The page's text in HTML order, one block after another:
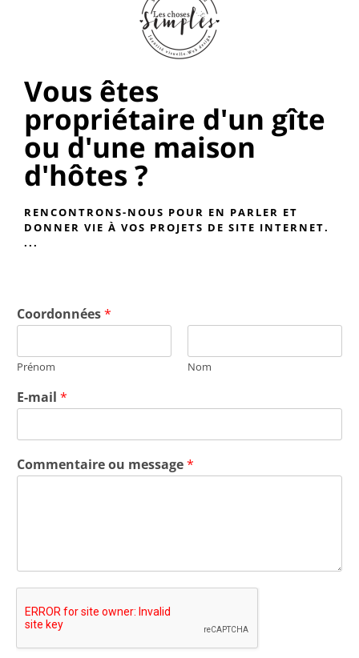
Vous êtes
propriétaire d'un gîte
ou d'une maison
d'hôtes ?
RENCONTRONS-NOUS POUR EN PARLER ET
DONNER VIE À VOS PROJETS DE SITE INTERNET.​
...
Coordonnées*
Prénom Nom
E-mail *
Commentaire ou message*